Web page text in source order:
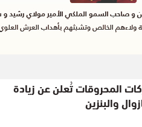
المحروقات تُعلن عن زيادة
والبنزين